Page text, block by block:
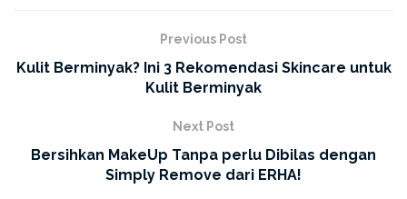
Menggunakan Foundation Terlalu Tebal
Memiliki kulit yang berjerawat dan berminyak tentu harus
memperhatikan jenis foundation yang tepat sesuai
dengan kondisi kulit. Maka dari itu, hindari penggunaan
Previous Post
Kulit Berminyak? Ini 3 Rekomendasi Skincare untuk
Kulit Berminyak
Next Post
Bersihkan MakeUp Tanpa perlu Dibilas dengan
Simply Remove dari ERHA!